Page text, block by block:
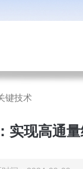
键技术
实现高通